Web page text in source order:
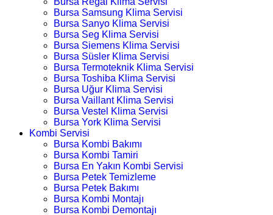
Bursa Samsung Klima Servisi
Bursa Sanyo Klima Servisi
Bursa Seg Klima Servisi
Bursa Siemens Klima Servisi
Bursa Süsler Klima Servisi
Bursa Termoteknik Klima Servisi
Bursa Toshiba Klima Servisi
Bursa Uğur Klima Servisi
Bursa Vaillant Klima Servisi
Bursa Vestel Klima Servisi
Bursa York Klima Servisi
Kombi Servisi
Bursa Kombi Bakımı
Bursa Kombi Tamiri
Bursa En Yakın Kombi Servisi
Bursa Petek Temizleme
Bursa Petek Bakımı
Bursa Kombi Montajı
Bursa Kombi Demontajı